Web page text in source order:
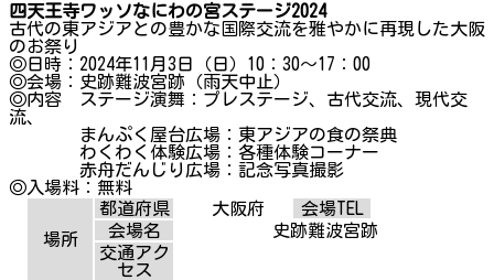
四天王寺ワッソなにわの宮ステージ2024
古代の東アジアとの豊かな国際交流を雅やかに再現した大阪
のお祭り
◎日時：2024年11月3日（日）10：30～17：00
◎会場：史跡難波宮跡（雨天中止）
◎内容 ステージ演舞：プレステージ、古代交流、現代交
流、
まんぷく屋台広場：東アジアの食の祭典
わくわく体験広場：各種体験コーナー
赤舟だんじり広場：記念写真撮影
◎入場料：無料
場所
都道府県 大阪府
会場TEL
会場名
史跡難波宮跡
交通アク
セス